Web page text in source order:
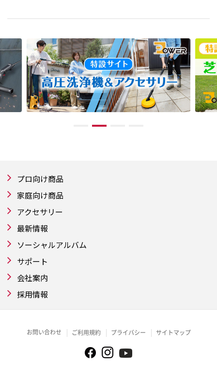
プロ向け商品
家庭向け商品
アクセサリー
最新情報
ソーシャルアルバム
サポート
会社案内
採用情報
お問い合わせ ご利用規約 プライバシー サイトマップ